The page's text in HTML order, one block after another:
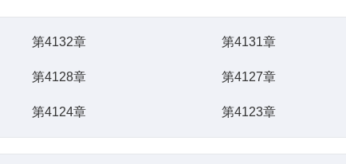
第4132章 第4131章
第4128章 第4127章
第4124章 第4123章